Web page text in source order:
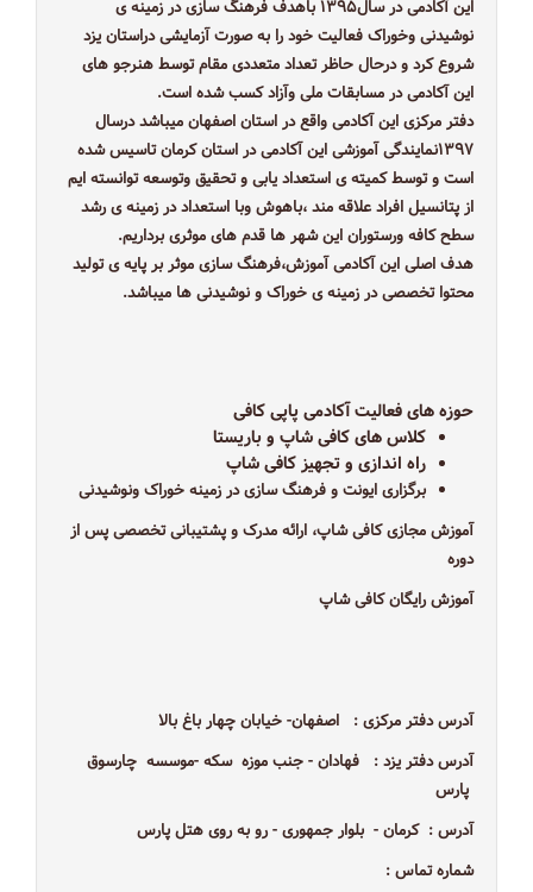
این آکادمی در سال۱۳۹۵ باهدف فرهنگ سازی در زمینه ی
نوشیدنی وخوراک فعالیت خود را به صورت آزمایشی دراستان یزد
شروع کرد و درحال حاظر تعداد متعددی مقام توسط هنرجو های
این آکادمی در مسابقات ملی وآزاد کسب شده است.
دفتر مرکزی این آکادمی واقع در استان اصفهان میباشد درسال
۱۳۹۷نمایندگی آموزشی این آکادمی در استان کرمان تاسیس شده
است و توسط کمیته ی استعداد یابی و تحقیق وتوسعه توانسته ایم
از پتانسیل افراد علاقه مند ،باهوش وبا استعداد در زمینه ی رشد
سطح کافه ورستوران این شهر ها قدم های موثری برداریم.
هدف اصلی این آکادمی آموزش،فرهنگ سازی موثر بر پایه ی تولید
محتوا تخصصی در زمینه ی خوراک و نوشیدنی ها میباشد.
حوزه های فعالیت آکادمی پاپی کافی
کلاس های کافی شاپ و باریستا
راه اندازی و تجهیز کافی شاپ
برگزاری ایونت و فرهنگ سازی در زمینه خوراک ونوشیدنی
آموزش مجازی کافی شاپ، ارائه مدرک و پشتیبانی تخصصی پس از
دوره
آموزش رایگان کافی شاپ
آدرس دفتر مرکزی : اصفهان- خیابان چهار باغ بالا
آدرس دفتر یزد : فهادان - جنب موزه سکه -موسسه چارسوق
پارس
آدرس : کرمان - بلوار جمهوری - رو به روی هتل پارس
شماره تماس :